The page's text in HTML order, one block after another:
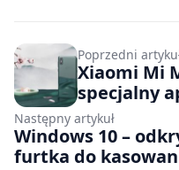
Poprzedni
Xiaomi Mi
specjalny
Następny artykuł
Windows 10 –
furtka do